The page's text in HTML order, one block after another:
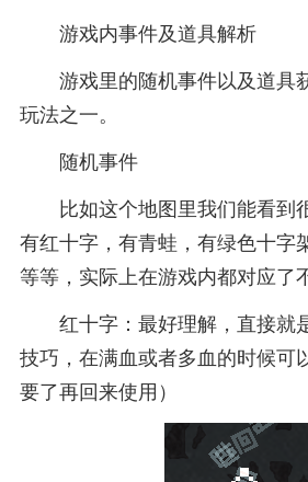
游戏内事件及道具解析
游戏里的随机事件以及道具
玩法之一。
随机事件
比如这个地图里我们能看到
有红十字，有青蛙，有绿色十字
等等，实际上在游戏内都对应了
红十字：最好理解，直接就
技巧，在满血或者多血的时候可
要了再回来使用）